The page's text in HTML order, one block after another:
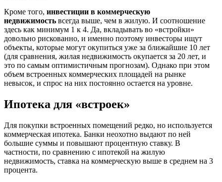
Кроме того, инвестиции в коммерческую
недвижимость всегда выше, чем в жилую. И соотношение
здесь как минимум 1 к 4. Да, вкладывать во «встройки»
довольно рискованно, и именно поэтому инвесторы ищут
объекты, которые могут окупиться уже за ближайшие 10 лет
(для сравнения, жилая недвижимость окупается за 20 лет, и
это по самым оптимистичным прогнозам). Однако при этом
объем встроенных коммерческих площадей на рынке
невысок, и спрос на них постоянно остается на уровне.
Ипотека для «встроек»
Для покупки встроенных помещений редко, но используется
коммерческая ипотека. Банки неохотно выдают по ней
большие суммы и повышают процентную ставку. В
частности, по сравнению с ипотекой на жилую
недвижимость, ставка на коммерческую выше в среднем на 3
процента.